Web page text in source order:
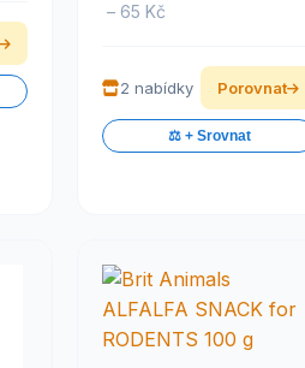
– 65 Kč
2 nabídky Porovnat
⚖️ + Srovnat